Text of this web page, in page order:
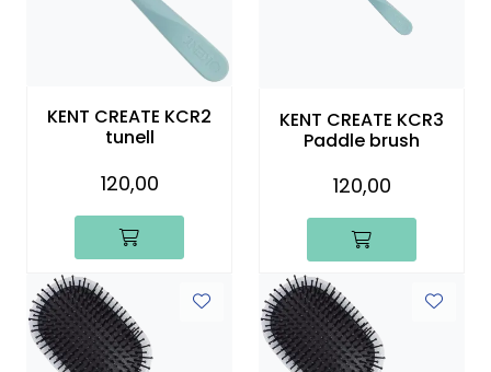
KENT CREATE KCR2
tunell
120,00
KENT CREATE KCR3
Paddle brush
120,00